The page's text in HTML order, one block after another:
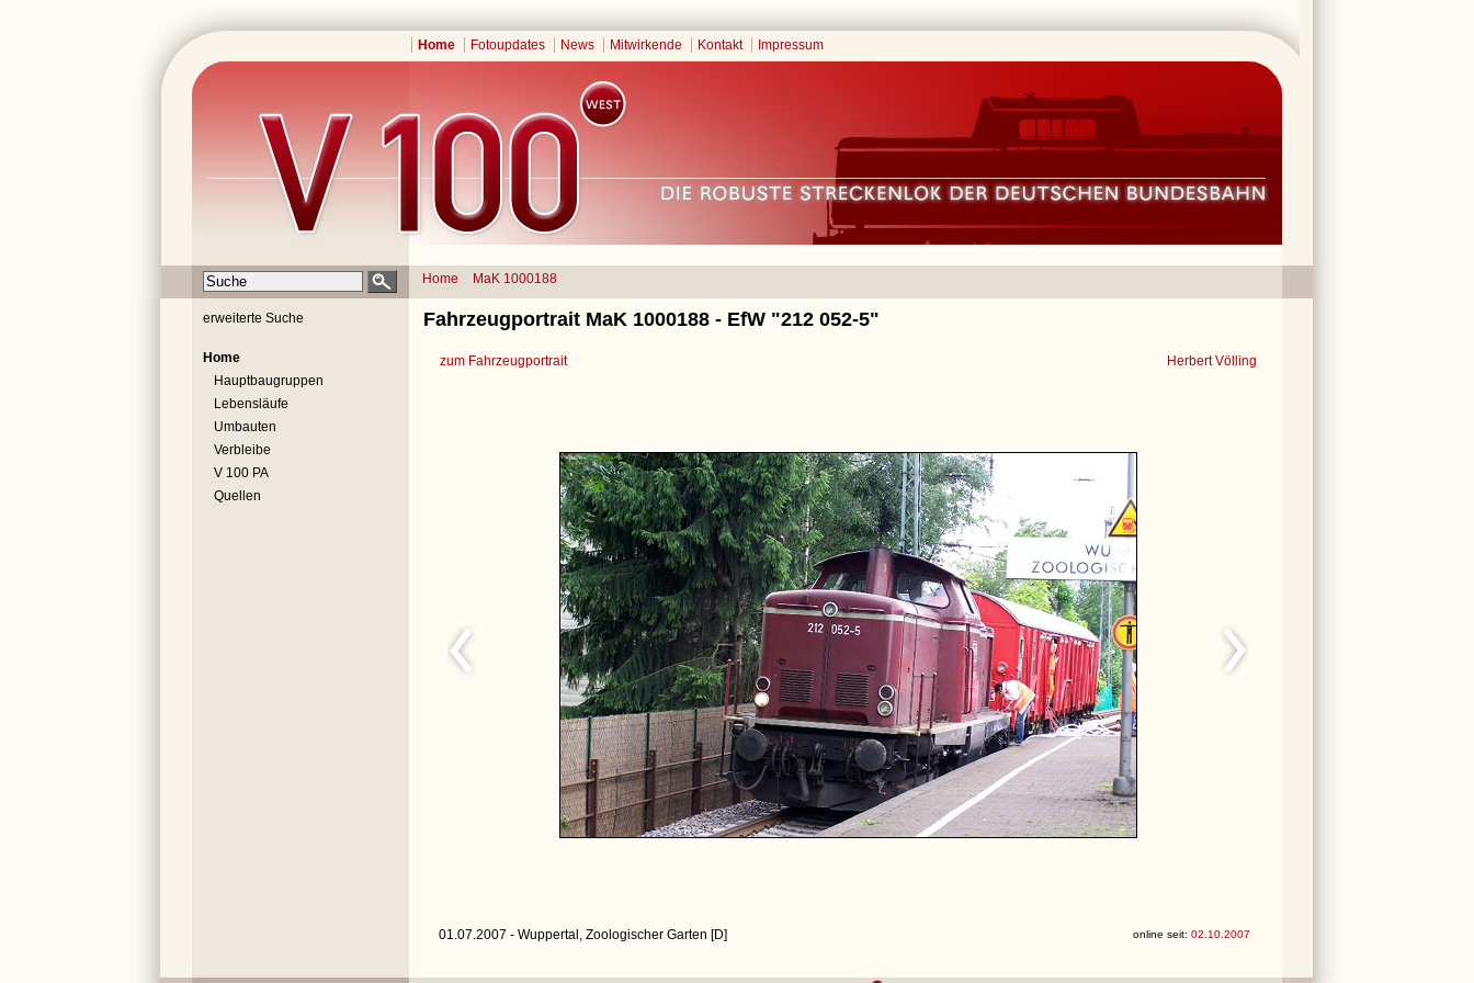
Home Fotoupdates News Mitwirkende Kontakt Impressum
Home MaK 1000188
erweiterte Suche
Home
Hauptbaugruppen
Lebensläufe
Umbauten
Verbleibe
V 100 PA
Quellen
Fahrzeugportrait MaK 1000188 - EfW "212 052-5"
zum Fahrzeugportrait Herbert Völling
01.07.2007 - Wuppertal, Zoologischer Garten [D] online seit: 02.10.2007